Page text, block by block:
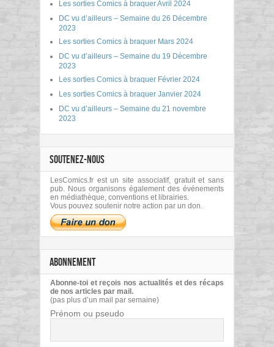
Les sorties Comics à braquer Avril 2024
DC vu d’ailleurs – Semaine du 26 Décembre
2023
Les sorties Comics à braquer Mars 2024
DC vu d’ailleurs – Semaine du 19 Décembre
2023
Les sorties Comics à braquer Février 2024
Les sorties Comics à braquer Janvier 2024
DC vu d’ailleurs – Semaine du 21 novembre
2023
SOUTENEZ-NOUS
LesComics.fr est un site associatif, gratuit et sans
pub. Nous organisons également des événements
en médiathèque, conventions et librairies.
Vous pouvez soutenir notre action par un don.
ABONNEMENT
Abonne-toi et reçois nos actualités et des récaps
de nos articles par mail.
(pas plus d’un mail par semaine)
Prénom ou pseudo